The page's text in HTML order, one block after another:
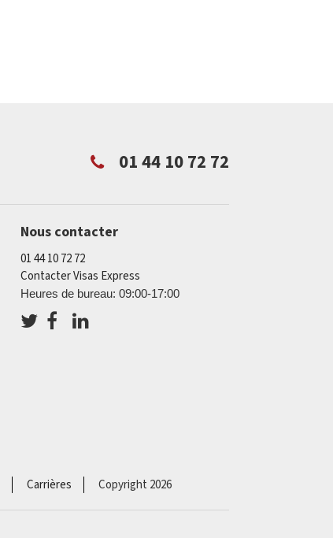
01 44 10 72 72
Nous contacter
01 44 10 72 72
Contacter Visas Express
Heures de bureau: 09:00-17:00
Carrières Copyright 2026